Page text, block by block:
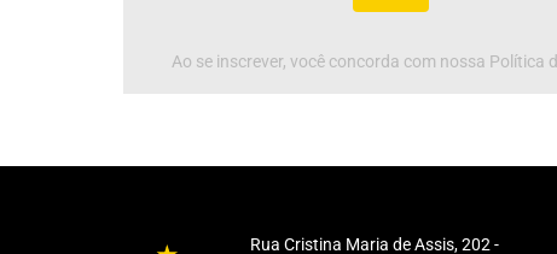
Ao se inscrever, você concorda com nossa Política
Rua Cristina Maria de Assis, 202 -